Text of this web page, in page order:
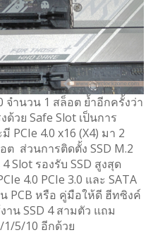
จำนวน 1 สล็อต ย้ำอีกครั้งว่า
วย Safe Slot เป็นการ
PCIe 4.0 x16 (X4) มา 2
ต ส่วนการติดตั้ง SSD M.2
Slot รองรับ SSD สูงสุด
4.0 PCIe 3.0 และ SATA
PCB หรือ คู่มือให้ดี ฮีทซิงค์
น SSD 4 สามตัว แถม
1/5/10 อีกด้วย